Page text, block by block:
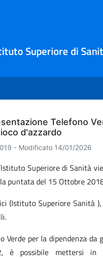
Superiore di
Telefono
d'azzardo
- Modificato 14/01/2026
Superiore di Sanità
puntata del 15 Ottobre
(Istituto Superiore Sanità
Verde per la dipendenza da
possibile mettersi in